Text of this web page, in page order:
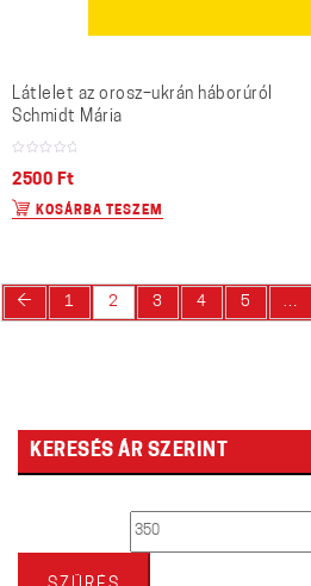
Látlelet az orosz–ukrán háborúról
Schmidt Mária
2500 Ft
KOSÁRBA TESZEM
← 1 2 3 4 5 …
KERESÉS ÁR SZERINT
Min